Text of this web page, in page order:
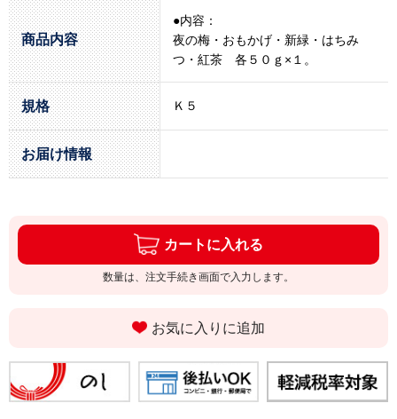
商品内容
●内容：
夜の梅・おもかげ・新緑・はちみ
つ・紅茶 各５０ｇ×１。
規格 Ｋ５
お届け情報
カートに入れる
数量は、注文手続き画面で入力します。
お気に入りに追加